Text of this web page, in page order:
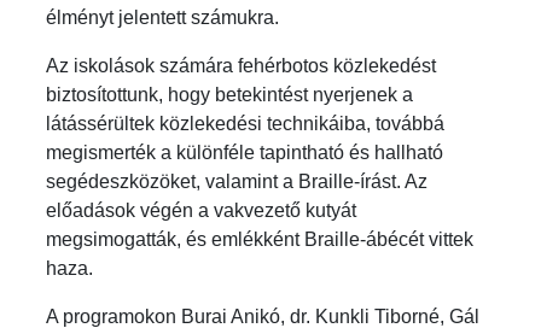
élményt jelentett számukra.
Az iskolások számára fehérbotos közlekedést
biztosítottunk, hogy betekintést nyerjenek a
látássérültek közlekedési technikáiba, továbbá
megismerték a különféle tapintható és hallható
segédeszközöket, valamint a Braille-írást. Az
előadások végén a vakvezető kutyát
megsimogatták, és emlékként Braille-ábécét vittek
haza.
A programokon Burai Anikó, dr. Kunkli Tiborné, Gál